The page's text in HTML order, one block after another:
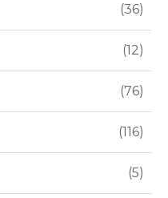
36
12
76
116
5